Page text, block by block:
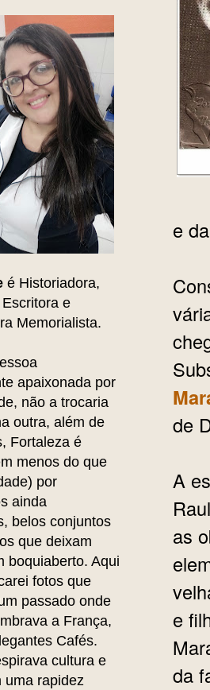
e
de
A
as
e
da
é Historiadora,
e
Memorialista.
apaixonada por
não a trocaria
outra, além de
Fortaleza é
menos do que
por
ainda
belos conjuntos
que deixam
boquiaberto. Aqui
fotos que
passado onde
a França,
Cafés.
cultura e
uma rapidez